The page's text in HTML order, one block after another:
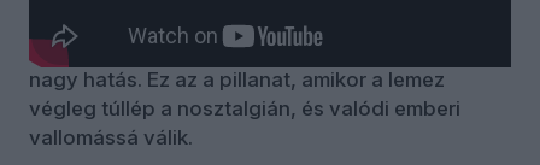
erővel előtérbe kerül – nagyzenekari
hangszerelés, visszafogott ének, kevés eszköz,
nagy hatás. Ez az a pillanat, amikor a lemez
végleg túllép a nosztalgián, és valódi emberi
vallomássá válik.